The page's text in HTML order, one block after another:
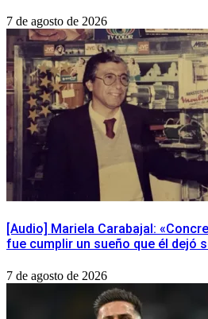
7 de agosto de 2026
[Audio] Mariela Carabajal:
fue cumplir un sueño que él dejó
7 de agosto de 2026